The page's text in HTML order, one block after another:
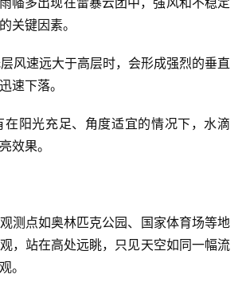
关键因素。
风速远大于高层时，会形成强烈的垂直
速下落。
在阳光充足、角度适宜的情况下，水滴
效果。
测点如奥林匹克公园、国家体育场等地
，站在高处远眺，只见天空如同一幅流
。